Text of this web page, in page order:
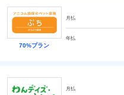
70%プラン
月払
年払
月払